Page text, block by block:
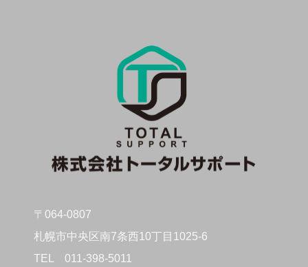
〒064-0807
札幌市中央区南7条西10丁目1025-6
TEL 011-398-5011